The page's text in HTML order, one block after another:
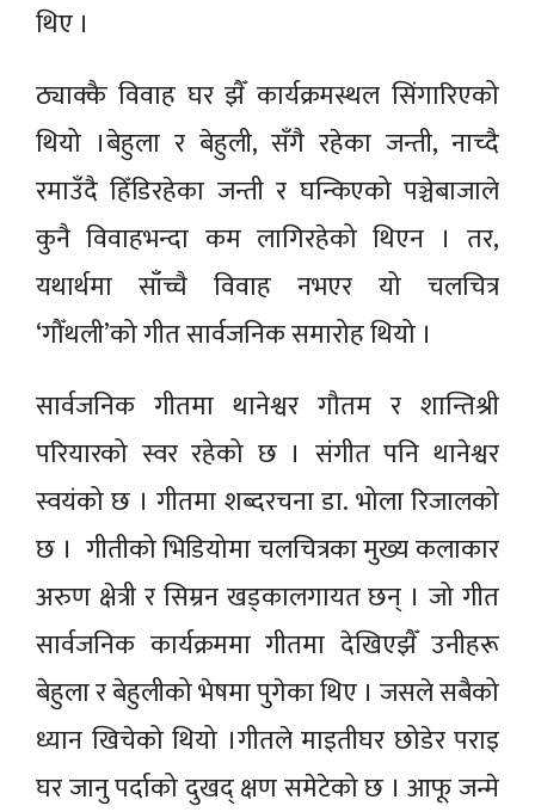
थिए ।
ठ्याक्कै विवाह घर झैँ कार्यक्रमस्थल सिंगारिएको
थियो ।बेहुला र बेहुली, सँगै रहेका जन्ती, नाच्दै
रमाउँदै हिँडिरहेका जन्ती र घन्किएको पञ्चेबाजाले
कुनै विवाहभन्दा कम लागिरहेको थिएन । तर,
यथार्थमा साँच्चै विवाह नभएर यो चलचित्र
‘गौँथली’को गीत सार्वजनिक समारोह थियो ।
सार्वजनिक गीतमा थानेश्वर गौतम र शान्तिश्री
परियारको स्वर रहेको छ । संगीत पनि थानेश्वर
स्वयंको छ । गीतमा शब्दरचना डा. भोला रिजालको
छ । गीतीको भिडियोमा चलचित्रका मुख्य कलाकार
अरुण क्षेत्री र सिम्रन खड्कालगायत छन् । जो गीत
सार्वजनिक कार्यक्रममा गीतमा देखिएझैँ उनीहरू
बेहुला र बेहुलीको भेषमा पुगेका थिए । जसले सबैको
ध्यान खिचेको थियो ।गीतले माइतीघर छोडेर पराइ
घर जानु पर्दाको दुखद् क्षण समेटेको छ । आफू जन्मे